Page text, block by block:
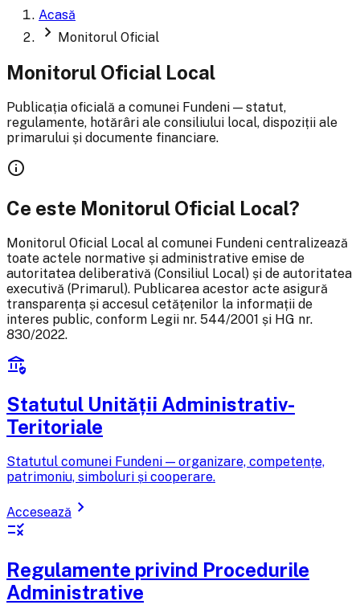
Acasă
chevron_right Monitorul Oficial
Monitorul Oficial Local
Publicația oficială a comunei Fundeni — statut,
regulamente, hotărâri ale consiliului local, dispoziții ale
primarului și documente financiare.
info
Ce este Monitorul Oficial Local?
Monitorul Oficial Local al comunei Fundeni centralizează
toate actele normative și administrative emise de
autoritatea deliberativă (Consiliul Local) și de autoritatea
executivă (Primarul). Publicarea acestor acte asigură
transparența și accesul cetățenilor la informații de
interes public, conform Legii nr. 544/2001 și HG nr.
830/2022.
assured_workload
Statutul Unității Administrativ-
Teritoriale
Statutul comunei Fundeni — organizare, competențe,
patrimoniu, simboluri și cooperare.
Accesează chevron_right
rule
Regulamente privind Procedurile
Administrative